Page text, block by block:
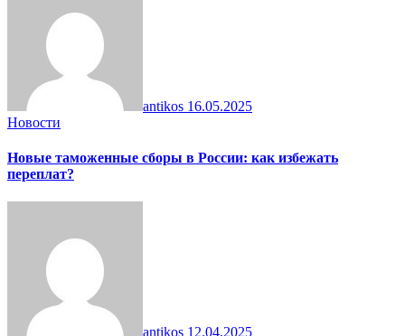
antikos 16.05.2025
Новости
Новые таможенные сборы в России: как избежать
переплат?
antikos 12.04.2025